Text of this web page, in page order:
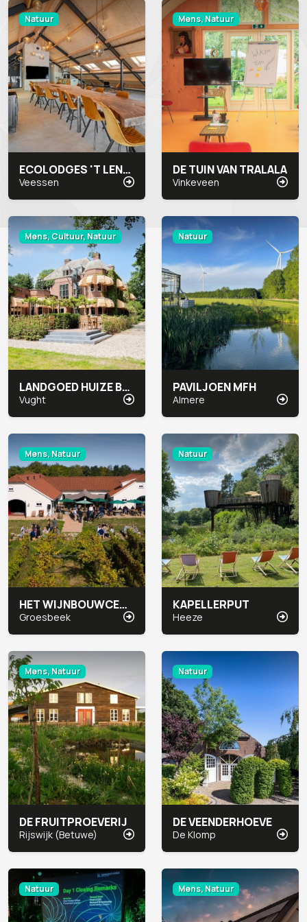
Natuur
ECOLODGES 'T LENNEPSERF
Veessen
Mens, Natuur
DE TUIN VAN TRALALA
Vinkeveen
Mens, Cultuur, Natuur
LANDGOED HUIZE BERGEN
Vught
Natuur
PAVILJOEN MFH
Almere
Mens, Natuur
HET WIJNBOUWCENTRUM
Groesbeek
Natuur
KAPELLERPUT
Heeze
Mens, Natuur
DE FRUITPROEVERIJ
Rijswijk (Betuwe)
Natuur
DE VEENDERHOEVE
De Klomp
Natuur Mens, Natuur